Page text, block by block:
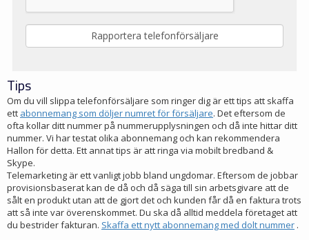
Tips
Om du vill slippa telefonförsäljare som ringer dig är ett tips att skaffa
ett abonnemang som döljer numret för försäljare. Det eftersom de
ofta kollar ditt nummer på nummerupplysningen och då inte hittar ditt
nummer. Vi har testat olika abonnemang och kan rekommendera
Hallon för detta. Ett annat tips är att ringa via mobilt bredband &
Skype.
Telemarketing är ett vanligt jobb bland ungdomar. Eftersom de jobbar
provisionsbaserat kan de då och då säga till sin arbetsgivare att de
sålt en produkt utan att de gjort det och kunden får då en faktura trots
att så inte var överenskommet. Du ska då alltid meddela företaget att
du bestrider fakturan. Skaffa ett nytt abonnemang med dolt nummer .